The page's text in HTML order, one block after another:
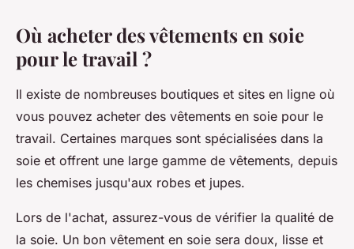
Où acheter des vêtements en soie
pour le travail ?
Il existe de nombreuses boutiques et sites en ligne où
vous pouvez acheter des vêtements en soie pour le
travail. Certaines marques sont spécialisées dans la
soie et offrent une large gamme de vêtements, depuis
les chemises jusqu'aux robes et jupes.
Lors de l'achat, assurez-vous de vérifier la qualité de
la soie. Un bon vêtement en soie sera doux, lisse et